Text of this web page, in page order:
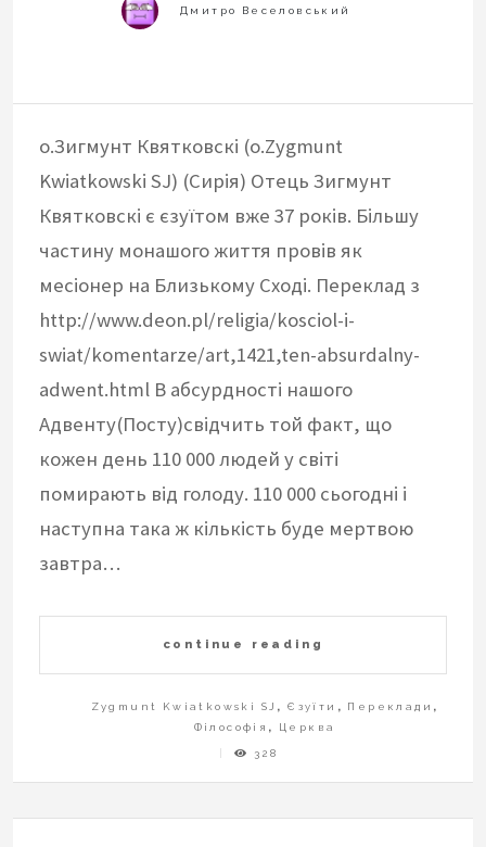
о.Зигмунт Квятковскі (o.Zygmunt
Kwiatkowski SJ) (Сирія) Отець Зигмунт
Квятковскі є єзуїтом вже 37 років. Більшу
частину монашого життя провів як
месіонер на Близькому Сході. Переклад з
http://www.deon.pl/religia/kosciol-i-
swiat/komentarze/art,1421,ten-absurdalny-
adwent.html В абсурдності нашого
Адвенту(Посту)свідчить той факт, що
кожен день 110 000 людей у ​​світі
помирають від голоду. 110 000 сьогодні і
наступна така ж кількість буде мертвою
завтра…
continue reading
Zygmunt Kwiatkowski SJ ,Єзуїти , Переклади ,
Філософія , Церква
328